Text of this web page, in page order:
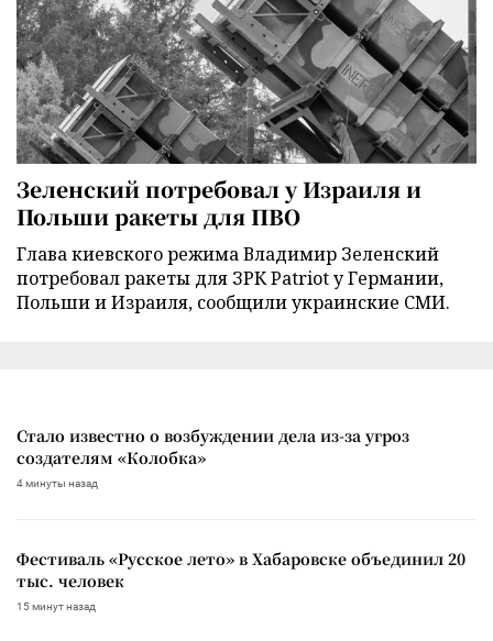
Зеленский потребовал у Израиля и
Польши ракеты для ПВО
Глава киевского режима Владимир Зеленский
потребовал ракеты для ЗРК Patriot у Германии,
Польши и Израиля, сообщили украинские СМИ.
Стало известно о возбуждении дела из-за угроз
создателям «Колобка»
4 минуты назад
Фестиваль «Русское лето» в Хабаровске объединил 20
тыс. человек
15 минут назад